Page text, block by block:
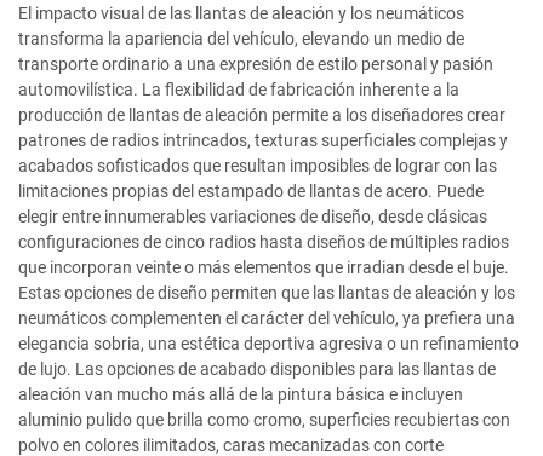
El impacto visual de las llantas de aleación y los neumáticos
transforma la apariencia del vehículo, elevando un medio de
transporte ordinario a una expresión de estilo personal y pasión
automovilística. La flexibilidad de fabricación inherente a la
producción de llantas de aleación permite a los diseñadores crear
patrones de radios intrincados, texturas superficiales complejas y
acabados sofisticados que resultan imposibles de lograr con las
limitaciones propias del estampado de llantas de acero. Puede
elegir entre innumerables variaciones de diseño, desde clásicas
configuraciones de cinco radios hasta diseños de múltiples radios
que incorporan veinte o más elementos que irradian desde el buje.
Estas opciones de diseño permiten que las llantas de aleación y los
neumáticos complementen el carácter del vehículo, ya prefiera una
elegancia sobria, una estética deportiva agresiva o un refinamiento
de lujo. Las opciones de acabado disponibles para las llantas de
aleación van mucho más allá de la pintura básica e incluyen
aluminio pulido que brilla como cromo, superficies recubiertas con
polvo en colores ilimitados, caras mecanizadas con corte